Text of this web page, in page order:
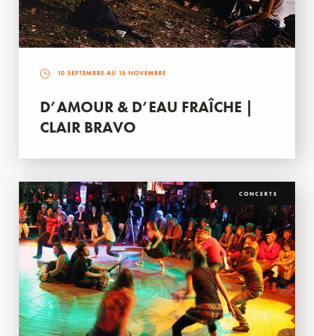
10 SEPTEMBRE AU 15 NOVEMBRE
D’AMOUR & D’EAU FRAÎCHE |
CLAIR BRAVO
CONCERTS